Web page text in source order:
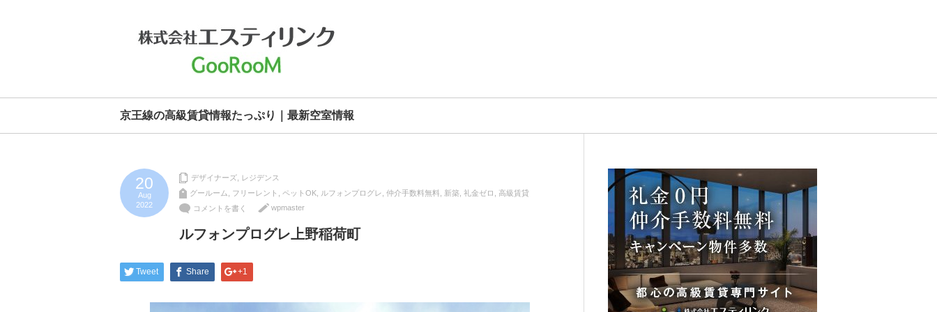
京王線の高級賃貸情報たっぷり｜最新空室情報
20
Aug
2022
デザイナーズ レジデンス
グールーム
フリーレント ペットOK ルフォンプログレ 仲介手数料無料 新築 礼金ゼロ
高級賃貸
コメントを書く
wpmaster
ルフォンプログレ上野稲荷町
Tweet Share +1